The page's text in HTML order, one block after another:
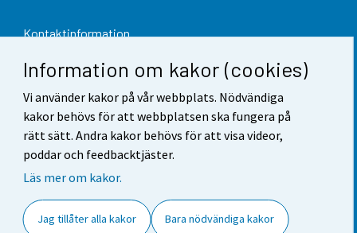
Information om kakor (cookies)
Vi använder kakor på vår webbplats. Nödvändiga
kakor behövs för att webbplatsen ska fungera på
rätt sätt. Andra kakor behövs för att visa videor,
poddar och feedbacktjäster.
Läs mer om kakor.
Jag tillåter alla kakor Bara nödvändiga kakor
Kontaktinformation
Respons
Användarvillkor
Dataskydd
Tillgänglighet
Cookie-inställningar